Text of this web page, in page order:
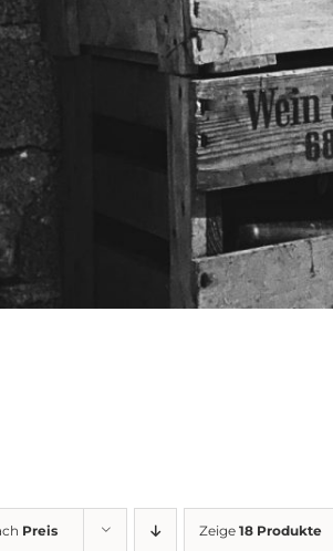
Preis Zeige 18 Produkte